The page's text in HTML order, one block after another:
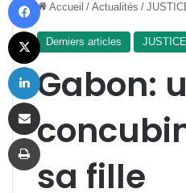
Accueil / Actualités /
Derniers articles JUSTICE
Gabon:
sa fille
X
Imprimer